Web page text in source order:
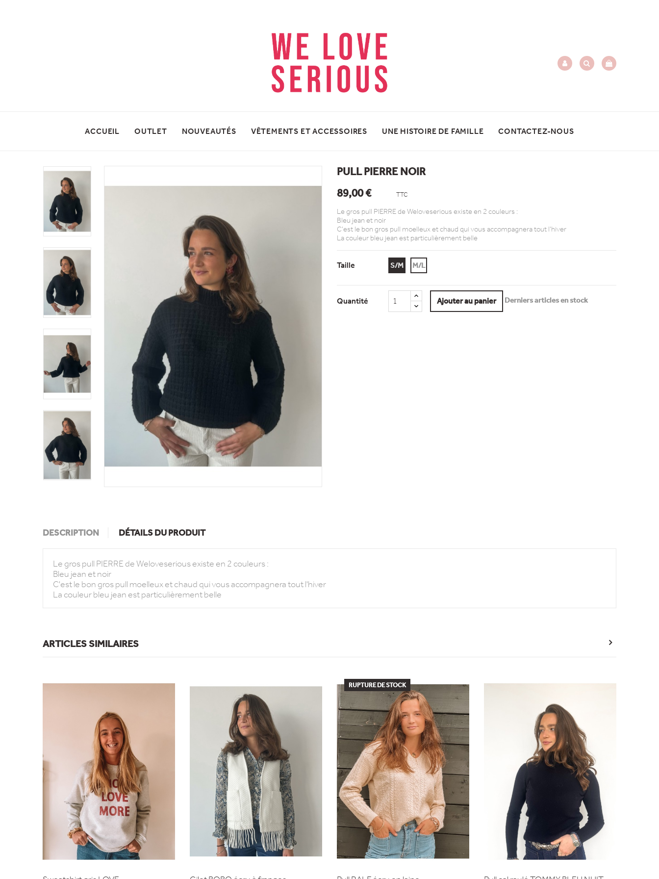
ACCUEIL OUTLET NOUVEAUTÉS VÊTEMENTS ET ACCESSOIRES UNE HISTOIRE DE FAMILLE CONTACTEZ-NOUS
PULL PIERRE NOIR
89,00 €
TTC
Le gros pull PIERRE de Weloveserious existe en 2 couleurs :
Bleu jean et noir
C'est le bon gros pull moelleux et chaud qui vous accompagnera tout l'hiver
La couleur bleu jean est particulièrement belle
Taille S/M M/L
Quantité Ajouter au panier Derniers articles en stock
DESCRIPTION DÉTAILS DU PRODUIT
Le gros pull PIERRE de Weloveserious existe en 2 couleurs :
Bleu jean et noir
C'est le bon gros pull moelleux et chaud qui vous accompagnera tout l'hiver
La couleur bleu jean est particulièrement belle
ARTICLES SIMILAIRES
RUPTURE DE STOCK